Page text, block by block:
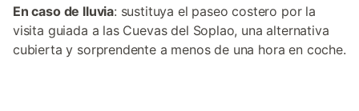
En caso de lluvia: sustituya el paseo costero por la
visita guiada a las Cuevas del Soplao, una alternativa
cubierta y sorprendente a menos de una hora en coche.